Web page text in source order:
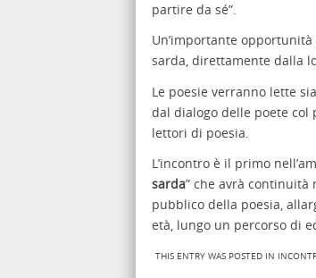
partire da sé”.
Un’importante
sarda, direttamente dalla
Le poesie verranno lette
dal dialogo delle poete col
lettori di poesia.
L’incontro è il primo
sarda” che avrà continuità
pubblico della poesia,
età, lungo un percorso di
THIS ENTRY WAS POSTED IN